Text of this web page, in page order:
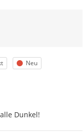
Status
Neu
Dunkel!